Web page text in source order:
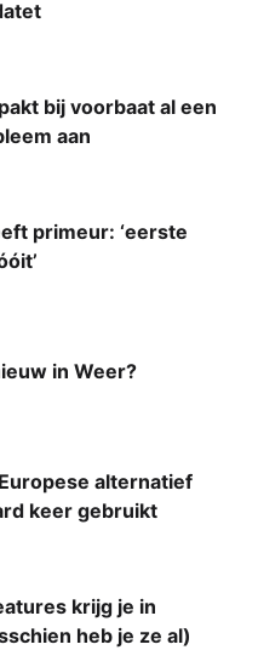
bij voorbaat al een
aan
primeur: ‘eerste
in Weer?
alternatief
keer gebruikt
krijg je in
heb je ze al)